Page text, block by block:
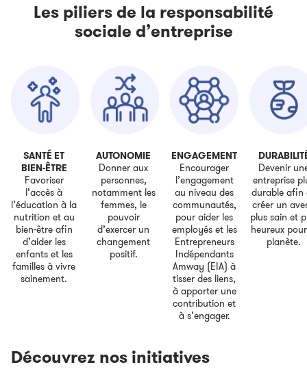
Les piliers de la responsabilité
sociale d’entreprise
SANTÉ ET
BIEN-ÊTRE
Favoriser
l’accès à
l’éducation à la
nutrition et au
bien-être afin
d’aider les
enfants et les
familles à vivre
sainement.
AUTONOMIE
Donner aux
personnes,
notamment les
femmes, le
pouvoir
d’exercer un
changement
positif.
ENGAGEMENT
Encourager
l’engagement
au niveau des
communautés,
pour aider les
employés et les
Entrepreneurs
Indépendants
Amway (EIA) à
tisser des liens,
à apporter une
contribution et
à s’engager.
Devenir
entreprise
durable afin
créer un
plus sain et
heureux
planète.
Découvrez nos initiatives